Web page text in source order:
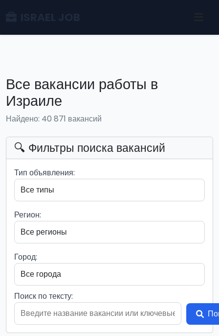
Все вакансии работы в
Израиле
Найдено: 40 871 вакансий
🔍 Фильтры поиска вакансий
Тип объявления:
Регион:
Город:
Поиск по тексту: